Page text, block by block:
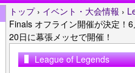
トップ › イベント・大会情報 ›
Finals オフライン開催が決定！
20日に幕張メッセで開催！
League of Legends